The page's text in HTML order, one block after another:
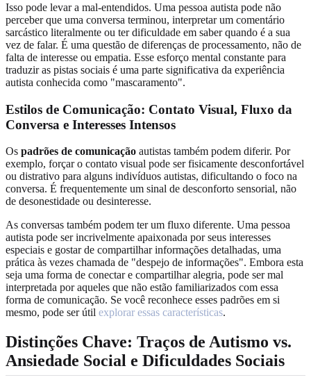
Isso pode levar a mal-entendidos. Uma pessoa autista pode não
perceber que uma conversa terminou, interpretar um comentário
sarcástico literalmente ou ter dificuldade em saber quando é a sua
vez de falar. É uma questão de diferenças de processamento, não de
falta de interesse ou empatia. Esse esforço mental constante para
traduzir as pistas sociais é uma parte significativa da experiência
autista conhecida como "mascaramento".
Estilos de Comunicação: Contato Visual, Fluxo da
Conversa e Interesses Intensos
Os padrões de comunicação autistas também podem diferir. Por
exemplo, forçar o contato visual pode ser fisicamente desconfortável
ou distrativo para alguns indivíduos autistas, dificultando o foco na
conversa. É frequentemente um sinal de desconforto sensorial, não
de desonestidade ou desinteresse.
As conversas também podem ter um fluxo diferente. Uma pessoa
autista pode ser incrivelmente apaixonada por seus interesses
especiais e gostar de compartilhar informações detalhadas, uma
prática às vezes chamada de "despejo de informações". Embora esta
seja uma forma de conectar e compartilhar alegria, pode ser mal
interpretada por aqueles que não estão familiarizados com essa
forma de comunicação. Se você reconhece esses padrões em si
mesmo, pode ser útil explorar essas características.
Distinções Chave: Traços de Autismo vs.
Ansiedade Social e Dificuldades Sociais